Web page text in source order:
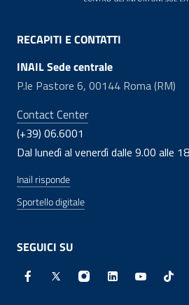
RECAPITI E CONTATTI
INAIL Sede centrale
P.le Pastore 6, 00144 Roma (RM)
Contact Center
(+39) 06.6001
Dal lunedì al venerdì dalle 9.00 alle
Inail risponde
Sportello digitale
SEGUICI SU
Facebook - Sito esterno -
X - Sito esterno -
Instagram - Sito
Linkedin -